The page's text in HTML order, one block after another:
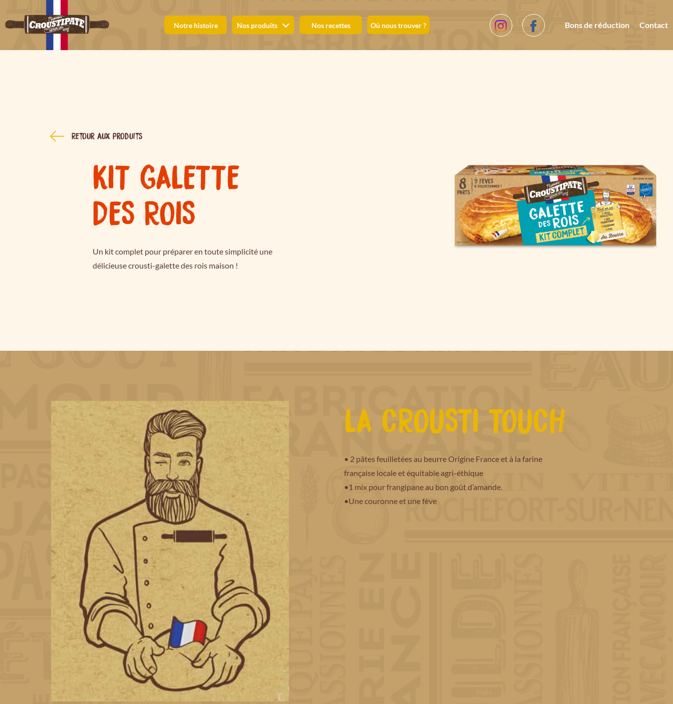
Notre histoire Nos produits Nos recettes Où nous trouver ? Bons de réduction Contact
Retour aux produits
KIT GALETTE
DES ROIS
Un kit complet pour préparer en toute simplicité une
délicieuse crousti-galette des rois maison !
LA CROUSTI TOUCH
• 2 pâtes feuilletées au beurre Origine France et à la farine
française locale et équitable agri-éthique
•1 mix pour frangipane au bon goût d’amande.
•Une couronne et une fève